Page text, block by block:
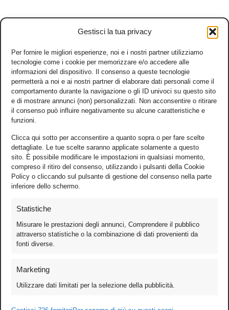
Gestisci la tua privacy
Per fornire le migliori esperienze, noi e i nostri partner utilizziamo
tecnologie come i cookie per memorizzare e/o accedere alle
informazioni del dispositivo. Il consenso a queste tecnologie
permetterà a noi e ai nostri partner di elaborare dati personali come il
comportamento durante la navigazione o gli ID univoci su questo sito
e di mostrare annunci (non) personalizzati. Non acconsentire o ritirare
il consenso può influire negativamente su alcune caratteristiche e
funzioni.
Clicca qui sotto per acconsentire a quanto sopra o per fare scelte
dettagliate. Le tue scelte saranno applicate solamente a questo
sito. È possibile modificare le impostazioni in qualsiasi momento,
compreso il ritiro del consenso, utilizzando i pulsanti della Cookie
Policy o cliccando sul pulsante di gestione del consenso nella parte
inferiore dello schermo.
Statistiche
Misurare le prestazioni degli annunci, Comprendere il pubblico
attraverso statistiche o la combinazione di dati provenienti da
fonti diverse.
Marketing
Utilizzare dati limitati per la selezione della pubblicità.